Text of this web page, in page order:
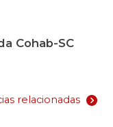
Cohab-SC
relacionadas